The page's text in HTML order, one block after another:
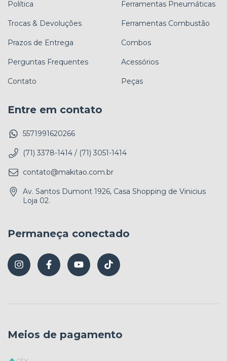
Política
Trocas & Devoluções
Prazos de Entrega
Perguntas Frequentes
Contato
Ferramentas Pneumáticas
Ferramentas Combustão
Combos
Acessórios
Peças
Entre em contato
5571991620266
(71) 3378-1414 / (71) 3051-1414
contato@makitao.com.br
Av. Santos Dumont 1926, Casa Shopping de Vinicius
Loja 02.
Permaneça conectado
Meios de pagamento